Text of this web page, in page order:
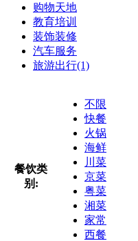
购物天地
教育培训
装饰装修
汽车服务
旅游出行(1)
餐饮类
别:
不限
快餐
火锅
海鲜
川菜
京菜
粤菜
湘菜
家常
西餐